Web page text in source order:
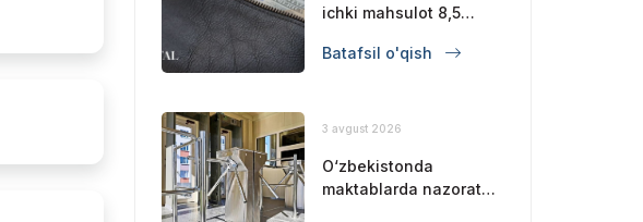
ichki mahsulot 8,5
Batafsil o'qish
3 avgust 2026
O‘zbekistonda
maktablarda nazorat-